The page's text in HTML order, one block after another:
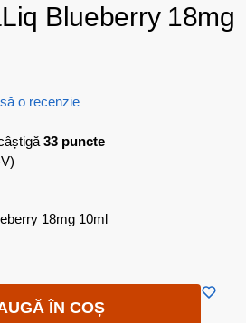
Blueberry 18mg
o recenzie
33 puncte
18mg 10ml
ÎN COȘ